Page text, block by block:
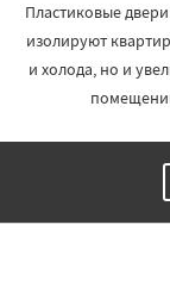
Пластиковые
изолируют
и холода, но и